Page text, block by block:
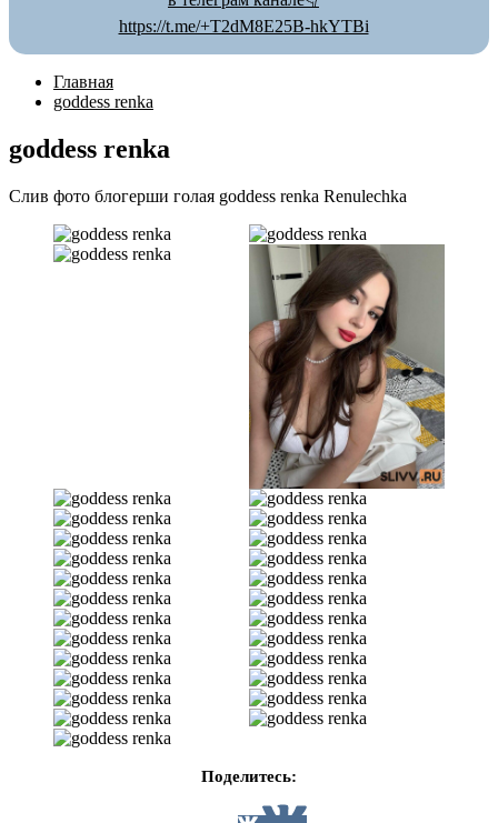
https://t.me/+T2dM8E25B-hkYTBi
Главная
goddess renka
goddess renka
Слив фото блогерши голая goddess renka Renulechka
Поделитесь: